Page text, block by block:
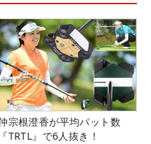
宗根澄香が平均パット数
『TRTL』で6人抜き！